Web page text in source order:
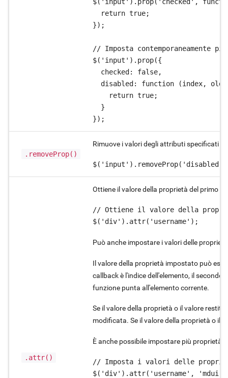
  return true;
});
// Imposta
$('input').prop({
  checked: false,
disabled: function (index,
    return true;
  }
});
.removeProp()
Rimuove i valori degli attributi specificati
.attr()
Ottiene il valore della proprietà del primo
// Ottiene il valore della
$('div').attr('username');
Può anche impostare i valori delle
Il valore della proprietà impostato può
callback è l'indice dell'elemento, il
funzione punta all'elemento corrente.
Se il valore della proprietà o il valore
modificata. Se il valore della proprietà o il
È anche possibile impostare più proprietà
// Imposta i valori delle
$('div').attr('username',